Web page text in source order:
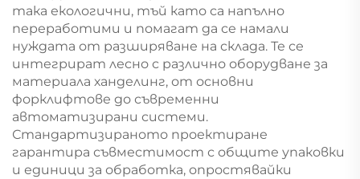
така екологични, тъй като са напълно
переработими и помагат да се намали
нуждата от разширяване на склада. Те се
интегрират лесно с различно оборудване за
материала ханделинг, от основни
форклифтове до съвременни
автоматизирани системи.
Стандартизираното проектиране
гарантира съвместимост с общите упаковки
и единици за обработка, опростявайки